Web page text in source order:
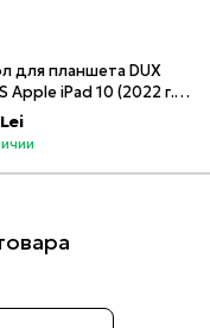
для планшета DUX
Apple iPad 10 (2022 г.) /
г.) DOMO, черный